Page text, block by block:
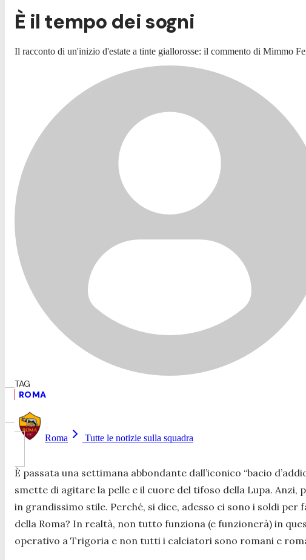
È il tempo dei sogni
Il racconto di un'inizio d'estate a tinte giallorosse: il commento di Mimmo
ROMA
Roma Tutte le notizie sulla squadra
È passata una settimana abbondante dall’iconico “bacio
smette di agitare la pelle e il cuore del tifoso della Lupa.
in grandissimo stile. Perché, si dice, adesso ci sono i soldi
della Roma? In realtà, non tutto funziona (e funzionerà) in
operativo a Trigoria e non tutti i calciatori sono romani e